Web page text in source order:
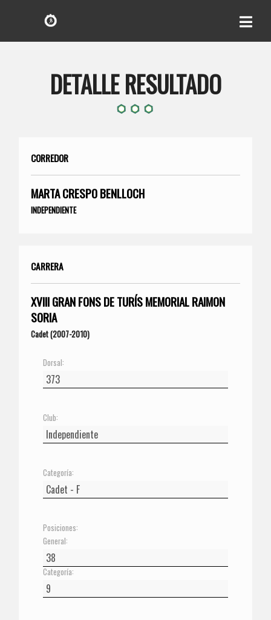
DETALLE RESULTADO
CORREDOR
MARTA CRESPO BENLLOCH
INDEPENDIENTE
CARRERA
XVIII GRAN FONS DE TURÍS MEMORIAL RAIMON
SORIA
Cadet (2007-2010)
Dorsal:
Club:
Categoría:
Posiciones:
General:
Categoría: